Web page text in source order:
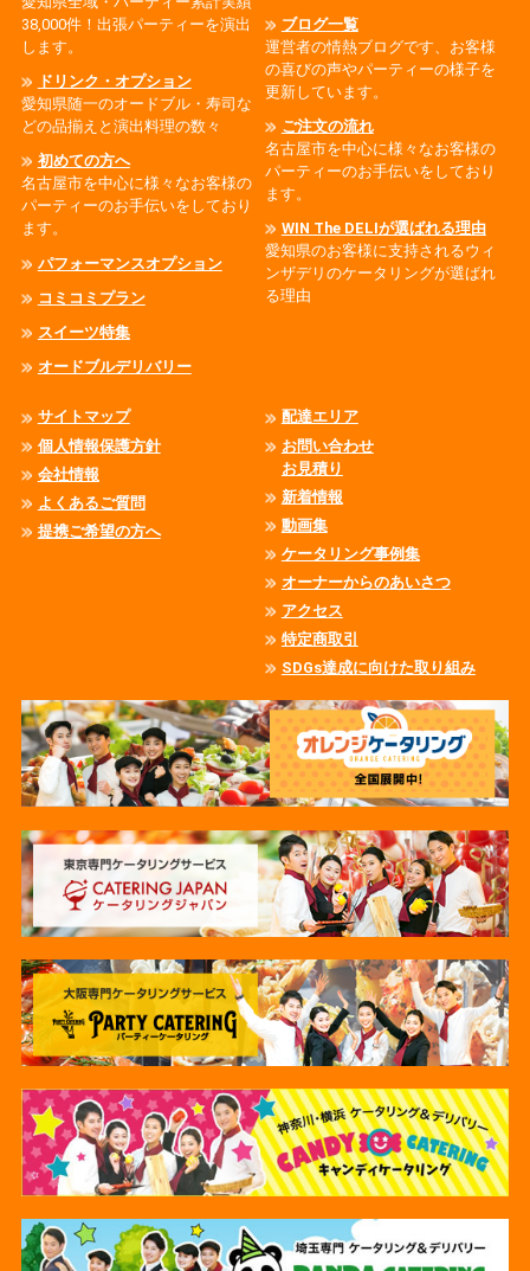
38,000件！出張パーティーを演出
します。
ドリンク・オプション
愛知県随一のオードブル・寿司な
どの品揃えと演出料理の数々
初めての方へ
名古屋市を中心に様々なお客様の
パーティーのお手伝いをしており
ます。
パフォーマンスオプション
コミコミプラン
スイーツ特集
オードブルデリバリー
ブログ一覧
運営者の情熱ブログです、お客様
の喜びの声やパーティーの様子を
更新しています。
ご注文の流れ
名古屋市を中心に様々なお客様の
パーティーのお手伝いをしており
ます。
WIN The DELIが選ばれる理由
愛知県のお客様に支持されるウィ
ンザデリのケータリングが選ばれ
る理由
サイトマップ
個人情報保護方針
会社情報
よくあるご質問
提携ご希望の方へ
配達エリア
お問い合わせ
お見積り
新着情報
動画集
ケータリング事例集
オーナーからのあいさつ
アクセス
特定商取引
SDGs達成に向けた取り組み